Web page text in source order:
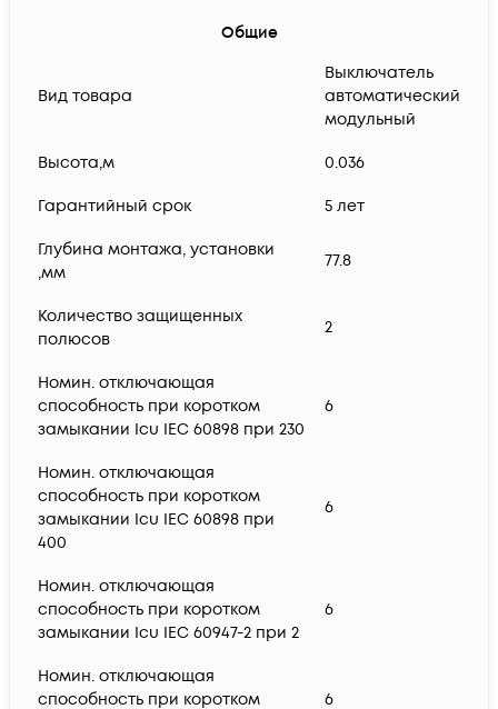
Общие
Вид товара
Выключатель
автоматический
модульный
Высота,м 0.036
Гарантийный срок 5 лет
Глубина монтажа, установки
,мм
77.8
Количество защищенных
полюсов
2
Номин. отключающая
способность при коротком
замыкании Icu IEC 60898 при 230
6
Номин. отключающая
способность при коротком
замыкании Icu IEC 60898 при
400
6
Номин. отключающая
способность при коротком
замыкании Icu IEC 60947-2 при 2
6
Номин. отключающая
способность при коротком
6